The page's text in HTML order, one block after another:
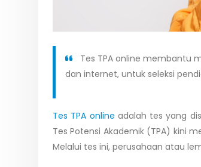
Tes TPA online membantu
dan internet, untuk seleksi
Tes TPA online adalah tes yang
Tes Potensi Akademik (TPA) kini
Melalui tes ini, perusahaan atau